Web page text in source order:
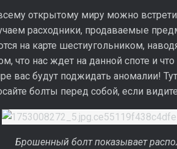
открытому миру можно
расходники, продаваемые
на карте шестиугольником,
что нас ждет на данной споте и
вас будут поджидать аномалии!
болты перед собой, если
Брошенный болт показывает